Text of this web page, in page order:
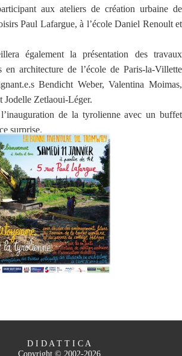
aux ateliers de création urbaine de
Paul Lafargue, à l’école Daniel Renoult et
également la présentation des travaux
en architecture de l’école de Paris-la-Villette
Bendicht Weber, Valentina Moimas,
Jodelle Zetlaoui-Léger.
de la tyrolienne avec un buffet
surprise.
D I D A T T I C A
Copyright © 2002-2026